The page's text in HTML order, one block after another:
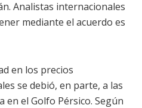
Analistas internacionales
mediante el acuerdo es
en los precios
se debió, en parte, a las
el Golfo Pérsico. Según